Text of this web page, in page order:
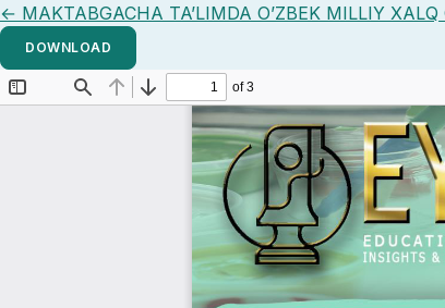
← Return to Article Details
MAKTABGACHA TA’LIMDA O’ZBEK MILLIY
DOWNLOAD